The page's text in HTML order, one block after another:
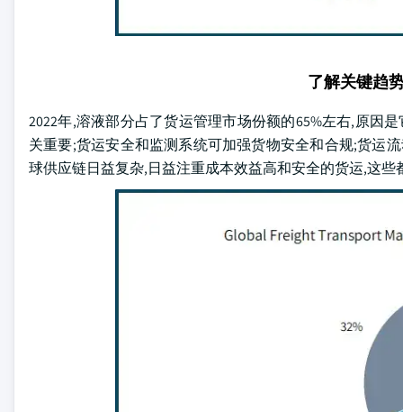
了解关键趋
2022年,溶液部分占了货运管理市场份额的65%左右,原因
关重要;货运安全和监测系统可加强货物安全和合规;货运
球供应链日益复杂,日益注重成本效益高和安全的货运,这